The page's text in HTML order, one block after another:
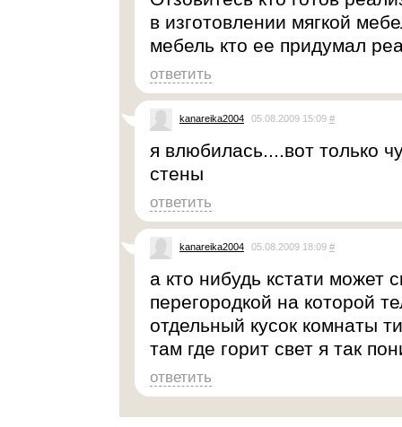
в изготовлении мягкой
мебель кто ее придумал
ответить
kanareika2004 05.08.2009 15:09 #
я влюбилась....вот только
стены
ответить
kanareika2004 05.08.2009 18:09 #
а кто нибудь кстати может
перегородкой на которой
отдельный кусок комнаты
там где горит свет я так
ответить